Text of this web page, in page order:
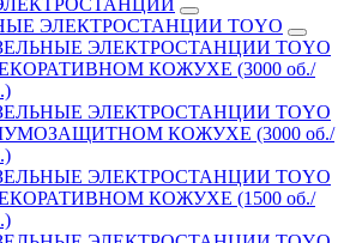
ЭЛЕКТРОСТАНЦИИ TOYO
ЭЛЕКТРОСТАНЦИИ TOYO
КОЖУХЕ (3000 об./
ЭЛЕКТРОСТАНЦИИ TOYO
КОЖУХЕ (3000 об./
ЭЛЕКТРОСТАНЦИИ TOYO
КОЖУХЕ (1500 об./